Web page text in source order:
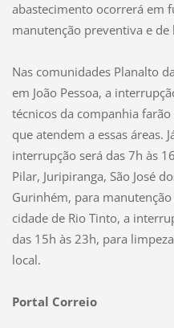
abastecimento ocorrerá em
manutenção preventiva e
Nas comunidades Planalto
em João Pessoa, a
técnicos da companhia
que atendem a essas áreas.
interrupção será das 7h às
Pilar, Juripiranga, São José
Gurinhém, para
cidade de Rio Tinto, a
das 15h às 23h, para
local.
Portal Correio